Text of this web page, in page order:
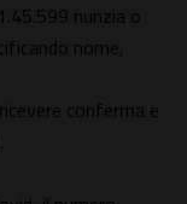
nunzia o
nome,
conferma e